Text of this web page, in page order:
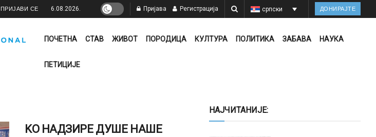
ПРИЈАВИ СЕ 6.08.2026. Пријава Регистрација српски ДОНИРАЈТЕ
ПОЧЕТНА СТАВ ЖИВОТ ПОРОДИЦА КУЛТУРА ПОЛИТИКА ЗАБАВА НАУКА
ПЕТИЦИЈЕ
KO НАДЗИРЕ ДУШЕ НАШЕ
НАЈЧИТАНИЈЕ: